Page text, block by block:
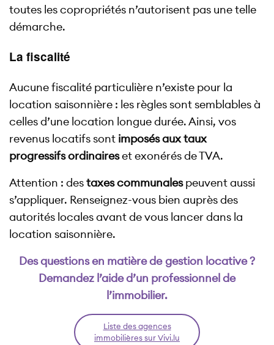
toutes les copropriétés n’autorisent pas une telle
démarche.
La fiscalité
Aucune fiscalité particulière n’existe pour la
location saisonnière : les règles sont semblables à
celles d’une location longue durée. Ainsi, vos
revenus locatifs sont imposés aux taux
progressifs ordinaireset exonérés de TVA.
Attention : destaxes communalespeuvent aussi
s’appliquer. Renseignez-vous bien auprès des
autorités locales avant de vous lancer dans la
location saisonnière.
Des questions en matière de gestion locative ?
Demandez l’aide d’un professionnel de
l’immobilier.
Liste des agences
immobilières sur Vivi.lu